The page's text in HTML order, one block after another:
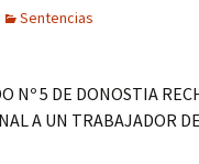
Sentencias
Nº 5 DE DONOSTIA
A UN TRABAJADOR